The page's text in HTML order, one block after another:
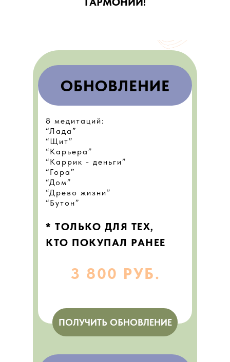
8 медитаций:
“Лада”
“Щит”
“Карьера”
“Каррик - деньги”
“Гора”
“Дом”
“Древо жизни”
“Бутон”
ОБНОВЛЕНИЕ
* ТОЛЬКО ДЛЯ ТЕХ,
КТО ПОКУПАЛ РАНЕЕ
3 800 РУБ.
ПОЛУЧИТЬ ОБНОВЛЕНИЕ